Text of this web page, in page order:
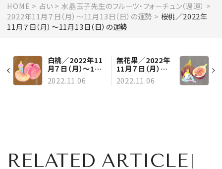
HOME 占い
水晶玉子先生のフルーツ・フォーチュン（週運）
2022年11月７日（月）～11月13日（日）の運勢
桜桃／2022年
11月７日（月）～11月13日（日）の運勢
白桃／2022年11
月７日（月）～11
月13日（日）の運
勢
2022.11.06
無花果／2022年
11月７日（月）～
11月13日（日）の
運勢
2022.11.06
RELATED ARTICLE